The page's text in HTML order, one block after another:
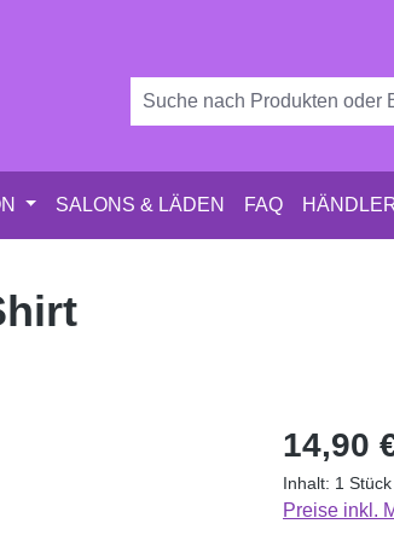
SALONS & LÄDEN FAQ
Regulärer
14,90
Inhalt: 1 Stück
Preise inkl.